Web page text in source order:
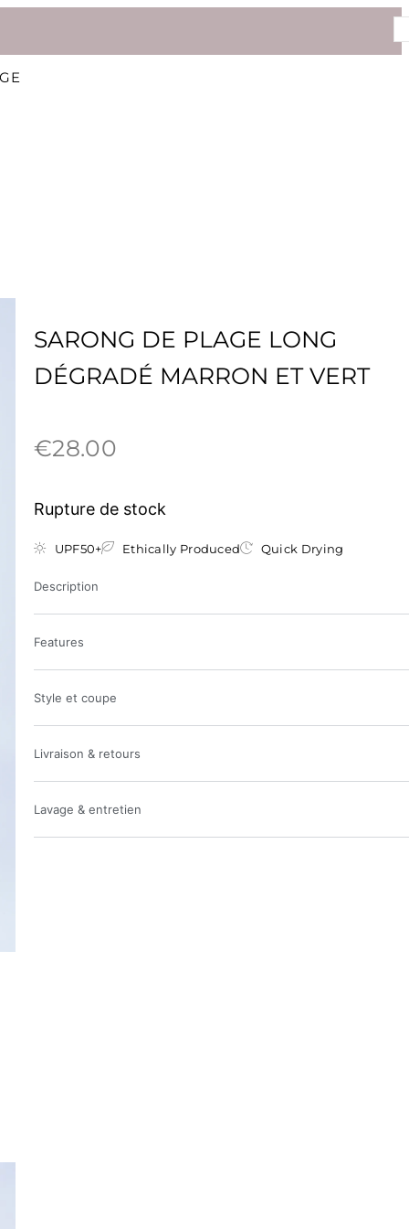
SARONG DE PLAGE LONG
DÉGRADÉ MARRON ET VERT
€28.00
Rupture de stock
UPF50+ Ethically Produced Quick Drying
Description
Features
Style et coupe
Livraison & retours
Lavage & entretien